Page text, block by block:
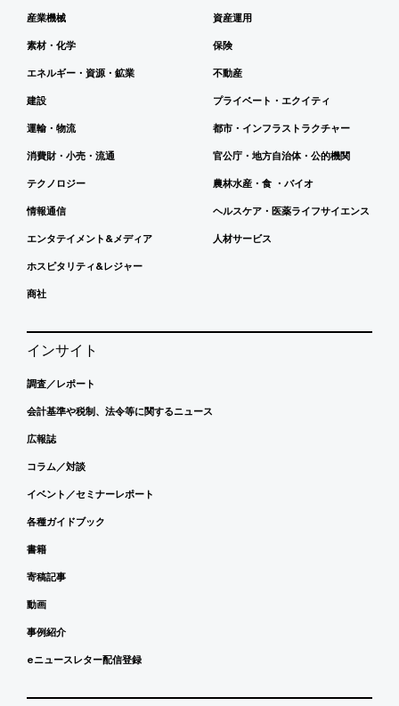
産業機械
素材・化学
エネルギー・資源・鉱業
建設
運輸・物流
消費財・小売・流通
テクノロジー
情報通信
エンタテイメント&メディア
ホスピタリティ&レジャー
商社
資産運用
保険
不動産
プライベート・エクイティ
都市・インフラストラクチャー
官公庁・地方自治体・公的機関
農林水産・食 ・バイオ
ヘルスケア・医薬ライフサイエンス
人材サービス
インサイト
調査／レポート
会計基準や税制、法令等に関するニュース
広報誌
コラム／対談
イベント／セミナーレポート
各種ガイドブック
書籍
寄稿記事
動画
事例紹介
eニュースレター配信登録